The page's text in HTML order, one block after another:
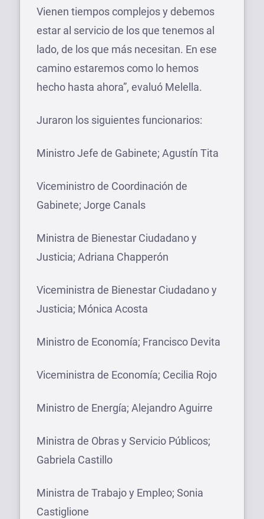
Vienen tiempos complejos y debemos
estar al servicio de los que tenemos al
lado, de los que más necesitan. En ese
camino estaremos como lo hemos
hecho hasta ahora”, evaluó Melella.
Juraron los siguientes funcionarios:
Ministro Jefe de Gabinete; Agustín Tita
Viceministro de Coordinación de
Gabinete; Jorge Canals
Ministra de Bienestar Ciudadano y
Justicia; Adriana Chapperón
Viceministra de Bienestar Ciudadano y
Justicia; Mónica Acosta
Ministro de Economía; Francisco Devita
Viceministra de Economía; Cecilia Rojo
Ministro de Energía; Alejandro Aguirre
Ministra de Obras y Servicio Públicos;
Gabriela Castillo
Ministra de Trabajo y Empleo; Sonia
Castiglione